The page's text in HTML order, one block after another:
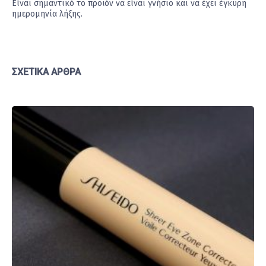
Είναι σημαντικό το προϊόν να είναι γνήσιο και να έχει έγκυρη
ημερομηνία λήξης.
ΣΧΕΤΙΚΆ ΆΡΘΡΑ